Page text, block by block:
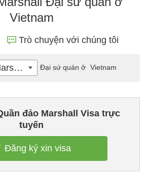
Vietnam
Trò chuyện với chúng tôi
đảo Marshall Visa trực
tuyến
Đăng ký xin visa
Quần đảo Marshall Đại sứ quán ở Vietnam